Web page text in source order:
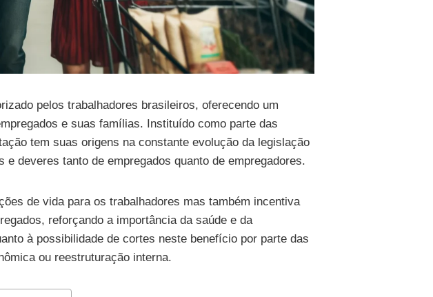
pelos trabalhadores brasileiros, oferecendo um
e suas famílias. Instituído como parte das
tem suas origens na constante evolução da legislação
deveres tanto de empregados quanto de empregadores.
de vida para os trabalhadores mas também incentiva
reforçando a importância da saúde e da
à possibilidade de cortes neste benefício por parte das
ou reestruturação interna.